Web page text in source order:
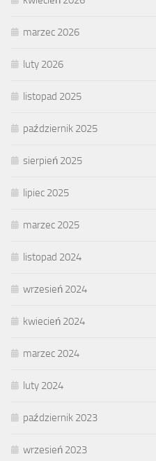
marzec 2026
luty 2026
listopad 2025
październik 2025
sierpień 2025
lipiec 2025
marzec 2025
listopad 2024
wrzesień 2024
kwiecień 2024
marzec 2024
luty 2024
październik 2023
wrzesień 2023